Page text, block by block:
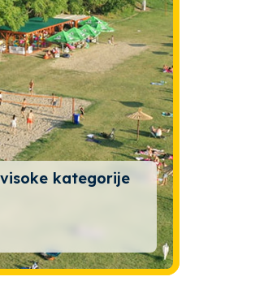
kategorije